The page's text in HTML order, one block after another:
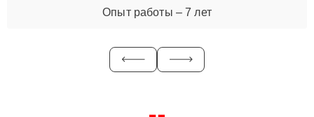
Опыт работы – 7 лет